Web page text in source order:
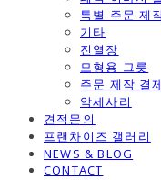
특별 주문 제
기타
진열장
모형용 그릇
주문 제작 결제
악세사리
견적문의
프랜차이즈 갤러리
NEWS & BLOG
CONTACT